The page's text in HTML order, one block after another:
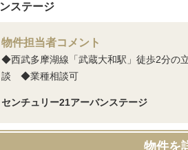
ステージ
物件担当者コメント
◆西武多摩湖線「武蔵大和駅」徒歩2分
談 ◆業種相談可
センチュリー21アーバンステージ
物件を